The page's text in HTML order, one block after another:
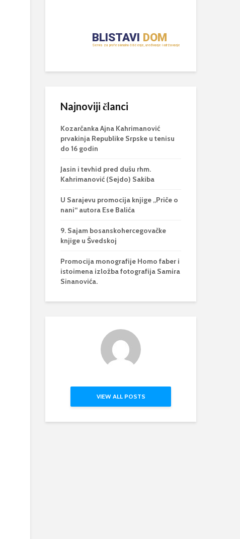
Najnoviji članci
Kozarčanka Ajna Kahrimanović
prvakinja Republike Srpske u tenisu
do 16 godin
Jasin i tevhid pred dušu rhm.
Kahrimanović (Sejdo) Sakiba
U Sarajevu promocija knjige „Priče o
nani“ autora Ese Balića
9. Sajam bosanskohercegovačke
knjige u Švedskoj
Promocija monografije Homo faber i
istoimena izložba fotografija Samira
Sinanovića.
VIEW ALL POSTS